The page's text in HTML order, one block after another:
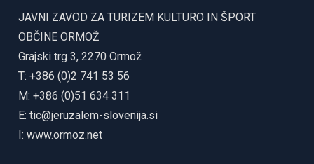
JAVNI ZAVOD ZA TURIZEM KULTURO IN ŠPORT
OBČINE ORMOŽ
Grajski trg 3, 2270 Ormož
T: +386 (0)2 741 53 56
M: +386 (0)51 634 311
E:tic@jeruzalem-slovenija.si
I:www.ormoz.net